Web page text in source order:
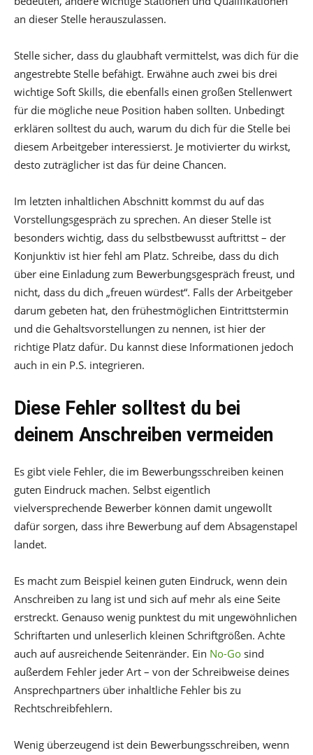
an dieser Stelle herauszulassen.
Stelle sicher, dass du glaubhaft vermittelst, was dich für die
angestrebte Stelle befähigt. Erwähne auch zwei bis drei
wichtige Soft Skills, die ebenfalls einen großen Stellenwert
für die mögliche neue Position haben sollten. Unbedingt
erklären solltest du auch, warum du dich für die Stelle bei
diesem Arbeitgeber interessierst. Je motivierter du wirkst,
desto zuträglicher ist das für deine Chancen.
Im letzten inhaltlichen Abschnitt kommst du auf das
Vorstellungsgespräch zu sprechen. An dieser Stelle ist
besonders wichtig, dass du selbstbewusst auftrittst – der
Konjunktiv ist hier fehl am Platz. Schreibe, dass du dich
über eine Einladung zum Bewerbungsgespräch freust, und
nicht, dass du dich „freuen würdest“. Falls der Arbeitgeber
darum gebeten hat, den frühestmöglichen Eintrittstermin
und die Gehaltsvorstellungen zu nennen, ist hier der
richtige Platz dafür. Du kannst diese Informationen jedoch
auch in ein P.S. integrieren.
Diese Fehler solltest du bei
deinem Anschreiben vermeiden
Es gibt viele Fehler, die im Bewerbungsschreiben keinen
guten Eindruck machen. Selbst eigentlich
vielversprechende Bewerber können damit ungewollt
dafür sorgen, dass ihre Bewerbung auf dem Absagenstapel
landet.
Es macht zum Beispiel keinen guten Eindruck, wenn dein
Anschreiben zu lang ist und sich auf mehr als eine Seite
erstreckt. Genauso wenig punktest du mit ungewöhnlichen
Schriftarten und unleserlich kleinen Schriftgrößen. Achte
auch auf ausreichende Seitenränder. Ein No-Go sind
außerdem Fehler jeder Art – von der Schreibweise deines
Ansprechpartners über inhaltliche Fehler bis zu
Rechtschreibfehlern.
Wenig überzeugend ist dein Bewerbungsschreiben, wenn